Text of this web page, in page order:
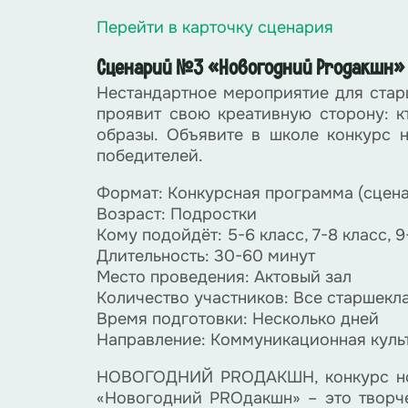
Перейти в карточку сценария
Сценарий №3 «Новогодний Proдакшн»
Нестандартное мероприятие для
проявит свою креативную сторону:
образы. Объявите в школе конкурс
победителей.
Формат: Конкурсная программа
Возраст: Подростки
Кому подойдёт: 5-6 класс, 7-8 класс,
Длительность: 30-60 минут
Место проведения: Актовый зал
Количество участников: Все
Время подготовки: Несколько дней
Направление: Коммуникационная
НОВОГОДНИЙ PROДАКШН, конкурс
«Новогодний PROдакшн» – это